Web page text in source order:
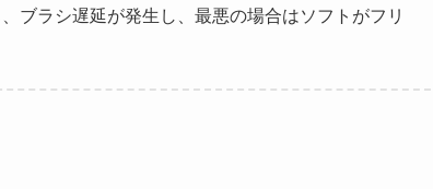
ブラシ遅延が発生し、最悪の場合はソフトがフリ